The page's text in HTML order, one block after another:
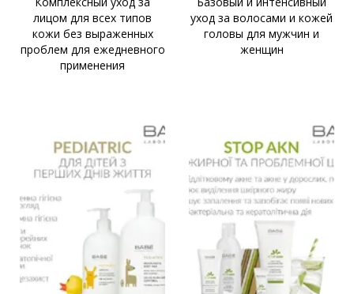
лицом для всех типов
кожи без выраженных
проблем для ежедневного
применения
уход за волосами и кожей
головы для мужчин и
женщин